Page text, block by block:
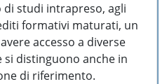
di studi intrapreso, agli
formativi maturati, un
accesso a diverse
si distinguono anche in
di riferimento.